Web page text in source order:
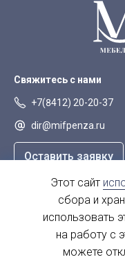
Свяжитесь с нами
+7(8412) 20-20-37
dir@mifpenza.ru
Оставить заявку
г. Пенза, ул.
пн-пт - с 9.00-18.00
сб, вс - выходной
Этот сайт
сбора и
использовать
на работу с
можете